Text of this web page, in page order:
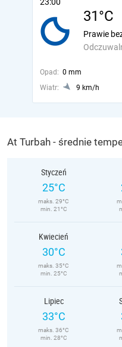
31°C
Prawie
Opad: 0 mm
Wiatr:
9 km/h
At Turbah - średnie
Styczeń
25°C
maks. 29°C
min. 21°C
Kwiecień
30°C
maks. 35°C
min. 25°C
Lipiec
33°C
maks. 36°C
min. 28°C